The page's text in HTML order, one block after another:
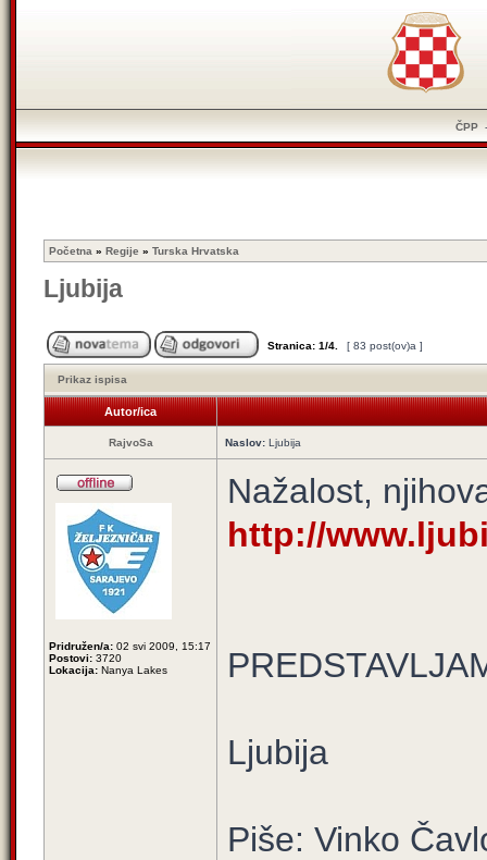
ČPP
Početna » Regije » Turska Hrvatska
Ljubija
Stranica: 1/4 [ 83 post(ov)a ]
Prikaz ispisa
Autor/ica
RajvoSa Naslov: Ljubija
Pridružen/a: 02 svi 2009, 15:17
Postovi: 3720
Lokacija: Nanya Lakes
Nažalost,
http://
Ljubija
Piše: Vinko